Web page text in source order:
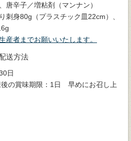
唐辛子／増粘剤（マンナン）
刺身80g（プラスチック皿22cm）、
産者までお願いいたします。
送方法
日
の賞味期限：1日 早めにお召し上